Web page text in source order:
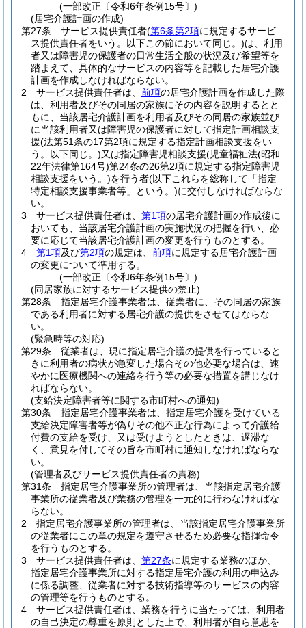
(一部改正〔令和6年条例15号〕)
(居宅介護計画の作成)
第27条
サービス提供責任者(第6条第2項に規定するサービ
ス提供責任者をいう。以下この節において同じ。)は、利用
者又は障害児の保護者の日常生活全般の状況及び希望等を
踏まえて、具体的なサービスの内容等を記載した居宅介護
計画を作成しなければならない。
2
サービス提供責任者は、 前項の居宅介護計画を作成した際
は、利用者及びその同居の家族にその内容を説明するとと
もに、当該居宅介護計画を利用者及びその同居の家族並び
に当該利用者又は障害児の保護者に対して指定計画相談支
援(法第51条の17第2項に規定する指定計画相談支援をい
う。以下同じ。)又は指定障害児相談支援(児童福祉法(昭和
22年法律第164号)第24条の26第2項に規定する指定障害児
相談支援をいう。)を行う者(以下これらを総称して「指定
特定相談支援事業者等」という。)に交付しなければならな
い。
3
サービス提供責任者は、 第1項の居宅介護計画の作成後に
おいても、当該居宅介護計画の実施状況の把握を行い、必
要に応じて当該居宅介護計画の変更を行うものとする。
4
第1項及び第2項の規定は、 前項に規定する居宅介護計画
の変更について準用する。
(一部改正〔令和6年条例15号〕)
(同居家族に対するサービス提供の禁止)
第28条
指定居宅介護事業者は、従業者に、その同居の家族
である利用者に対する居宅介護の提供をさせてはならな
い。
(緊急時等の対応)
第29条
従業者は、現に指定居宅介護の提供を行っていると
きに利用者の病状が急変した場合その他必要な場合は、速
やかに医療機関への連絡を行う等の必要な措置を講じなけ
ればならない。
(支給決定障害者等に関する市町村への通知)
第30条
指定居宅介護事業者は、指定居宅介護を受けている
支給決定障害者等が偽りその他不正な行為によって介護給
付費の支給を受け、又は受けようとしたときは、遅滞な
く、意見を付してその旨を市町村に通知しなければならな
い。
(管理者及びサービス提供責任者の責務)
第31条
指定居宅介護事業所の管理者は、当該指定居宅介護
事業所の従業者及び業務の管理を一元的に行わなければな
らない。
2
指定居宅介護事業所の管理者は、当該指定居宅介護事業所
の従業者にこの章の規定を遵守させるため必要な指揮命令
を行うものとする。
3
サービス提供責任者は、 第27条に規定する業務のほか、
指定居宅介護事業所に対する指定居宅介護の利用の申込み
に係る調整、従業者に対する技術指導等のサービスの内容
の管理等を行うものとする。
4
サービス提供責任者は、業務を行うに当たっては、利用者
の自己決定の尊重を原則とした上で、利用者が自ら意思を